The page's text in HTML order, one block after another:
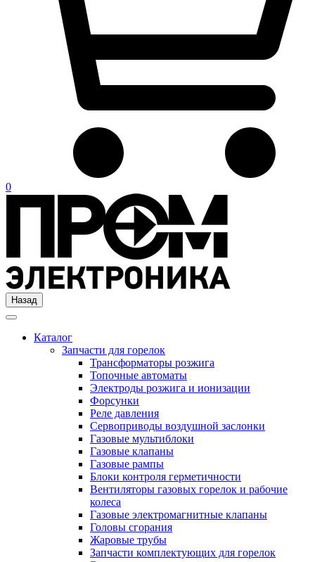
0
Назад
Каталог
Запчасти для горелок
Трансформаторы розжига
Топочные автоматы
Электроды розжига и ионизации
Форсунки
Реле давления
Сервоприводы воздушной заслонки
Газовые мультиблоки
Газовые клапаны
Газовые рампы
Блоки контроля герметичности
Вентиляторы газовых горелок и рабочие
колеса
Газовые электромагнитные клапаны
Головы сгорания
Жаровые трубы
Запчасти комплектующих для горелок